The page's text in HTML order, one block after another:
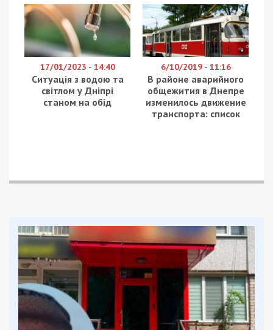
17/01/2023 - 14:40
Ситуація з водою та
світлом у Дніпрі
станом на обід
6/10/2019 - 11:16
В районе аварийного
общежития в Днепре
изменилось движение
транспорта: список